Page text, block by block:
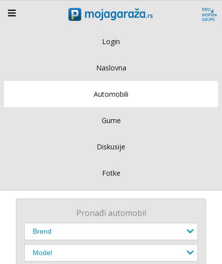
Login
Naslovna
Automobili
Gume
Diskusije
Fotke
Pronađi automobil